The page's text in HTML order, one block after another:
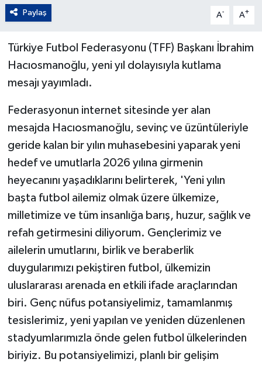
Paylaş A- A+
Türkiye Futbol Federasyonu (TFF) Başkanı İbrahim
Hacıosmanoğlu, yeni yıl dolayısıyla kutlama
mesajı yayımladı.
Federasyonun internet sitesinde yer alan
mesajda Hacıosmanoğlu, sevinç ve üzüntüleriyle
geride kalan bir yılın muhasebesini yaparak yeni
hedef ve umutlarla 2026 yılına girmenin
heyecanını yaşadıklarını belirterek, 'Yeni yılın
başta futbol ailemiz olmak üzere ülkemize,
milletimize ve tüm insanlığa barış, huzur, sağlık ve
refah getirmesini diliyorum. Gençlerimiz ve
ailelerin umutlarını, birlik ve beraberlik
duygularımızı pekiştiren futbol, ülkemizin
uluslararası arenada en etkili ifade araçlarından
biri. Genç nüfus potansiyelimiz, tamamlanmış
tesislerimiz, yeni yapılan ve yeniden düzenlenen
stadyumlarımızla önde gelen futbol ülkelerinden
biriyiz. Bu potansiyelimizi, planlı bir gelişim